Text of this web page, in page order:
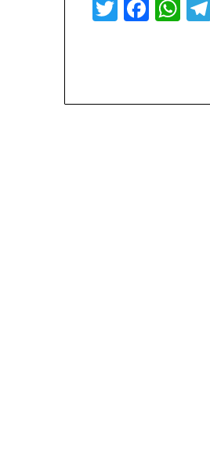
Twitter